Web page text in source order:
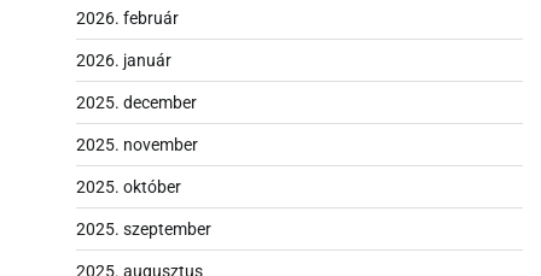
2026. február
2026. január
2025. december
2025. november
2025. október
2025. szeptember
2025. augusztus